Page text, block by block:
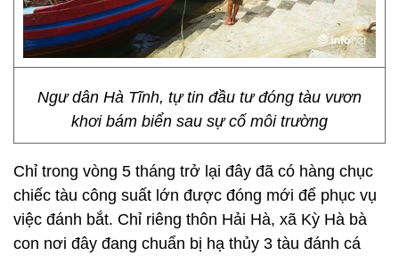
Ngư dân Hà Tĩnh, tự tin đầu tư đóng tàu vươn
khơi bám biển sau sự cố môi trường
Chỉ trong vòng 5 tháng trở lại đây đã có hàng chục
chiếc tàu công suất lớn được đóng mới để phục vụ
việc đánh bắt. Chỉ riêng thôn Hải Hà, xã Kỳ Hà bà
con nơi đây đang chuẩn bị hạ thủy 3 tàu đánh cá